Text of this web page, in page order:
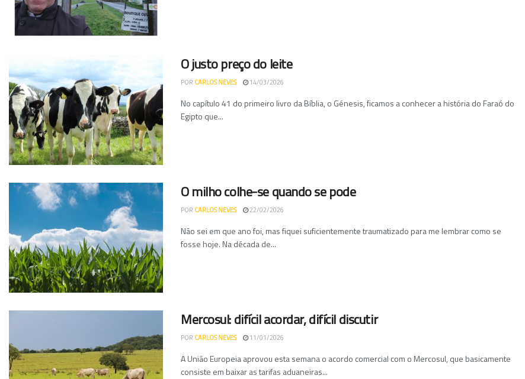
O justo preço do leite
POR CARLOS NEVES 14/03/2026
No capítulo 41 do primeiro livro da Bíblia, o Génesis, ficamos a conhecer a história do Faraó do
Egipto que...
O milho colhe-se quando se pode
POR CARLOS NEVES 22/02/2026
Não sei em que ano foi, mas fiquei suficientemente traumatizado para me lembrar como se
fosse hoje. Na década de...
Mercosul: difícil acordar, difícil discutir
POR CARLOS NEVES 11/01/2026
A União Europeia aprovou esta semana o acordo comercial com o Mercosul, que basicamente
consiste em baixar as tarifas aduaneiras...